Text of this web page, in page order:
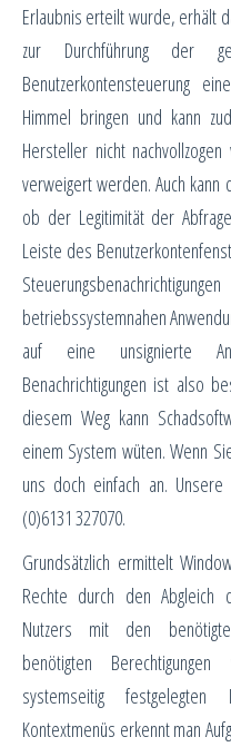
Erlaubnis erteilt wurde, erhält
zur Durchführung der
Benutzerkontensteuerung
Himmel bringen und kann
Hersteller nicht
verweigert werden. Auch kann
ob der Legitimität der
Leiste des
betriebssystemnahen
auf eine unsignierte
Benachrichtigungen ist also
diesem Weg kann
einem System wüten. Wenn
uns doch einfach an.
(0)6131 327070.
Grundsätzlich ermittelt
Rechte durch den Abgleich
Nutzers mit den
benötigten
systemseitig
Kontextmenüs erkennt man